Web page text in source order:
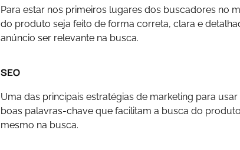
Para estar nos primeiros lugares dos buscadores no
do produto seja feito de forma correta, clara e
anúncio ser relevante na busca.
SEO
Uma das principais estratégias de marketing para
boas palavras-chave que facilitam a busca do
mesmo na busca.